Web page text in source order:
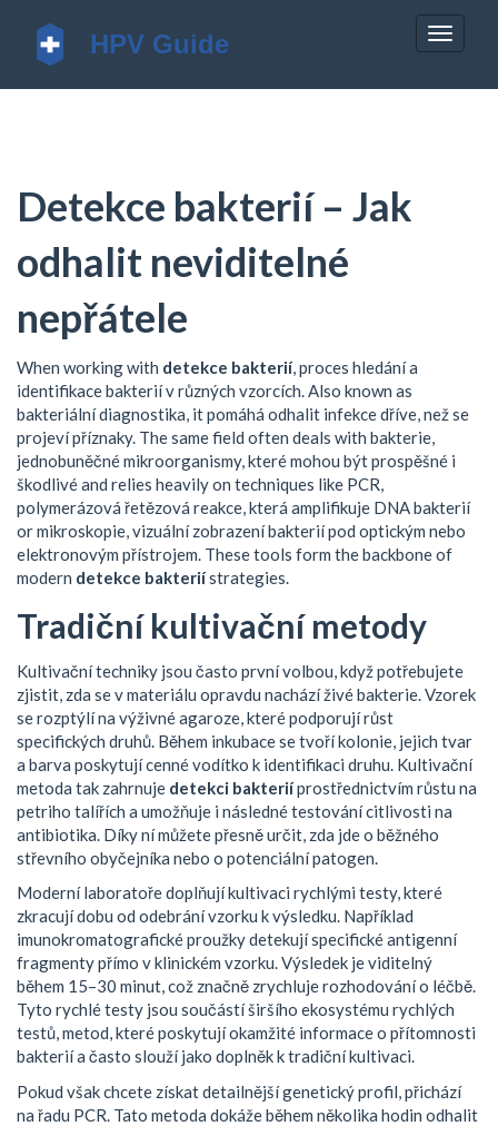
Detekce bakterií – Jak
odhalit neviditelné
nepřátele
When working with detekce bakterií,proces hledání a
identifikace bakterií v různých vzorcích. Also known as
bakteriální diagnostika, itpomáhá odhalit infekce dříve, než se
projeví příznaky. The same field often deals with bakterie,
jednobuněčné mikroorganismy, které mohou být prospěšné i
škodlivéand relies heavily on techniques like PCR,
polymerázová řetězová reakce, která amplifikuje DNA bakterií
ormikroskopie,vizuální zobrazení bakterií pod optickým nebo
elektronovým přístrojem. These tools form the backbone of
modern detekce bakteriístrategies.
Tradiční kultivační metody
Kultivační techniky jsou často první volbou, když potřebujete
zjistit, zda se v materiálu opravdu nachází živé bakterie. Vzorek
se rozptýlí na výživné agaroze, které podporují růst
specifických druhů. Během inkubace se tvoří kolonie, jejich tvar
a barva poskytují cenné vodítko k identifikaci druhu. Kultivační
metoda tak zahrnuje detekci bakteriíprostřednictvím růstu na
petriho talířích a umožňuje i následné testování citlivosti na
antibiotika. Díky ní můžete přesně určit, zda jde o běžného
střevního obyčejníka nebo o potenciální patogen.
Moderní laboratoře doplňují kultivaci rychlými testy, které
zkracují dobu od odebrání vzorku k výsledku. Například
imunokromatografické proužky detekují specifické antigenní
fragmenty přímo v klinickém vzorku. Výsledek je viditelný
během 15–30 minut, což značně zrychluje rozhodování o léčbě.
Tyto rychlé testy jsou součástí širšího ekosystému rychlých
testů,metod, které poskytují okamžité informace o přítomnosti
bakteriía často slouží jako doplněk k tradiční kultivaci.
Pokud však chcete získat detailnější genetický profil, přichází
na řadu PCR. Tato metoda dokáže během několika hodin odhalit